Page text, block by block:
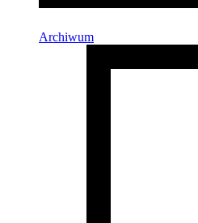
Archiwum